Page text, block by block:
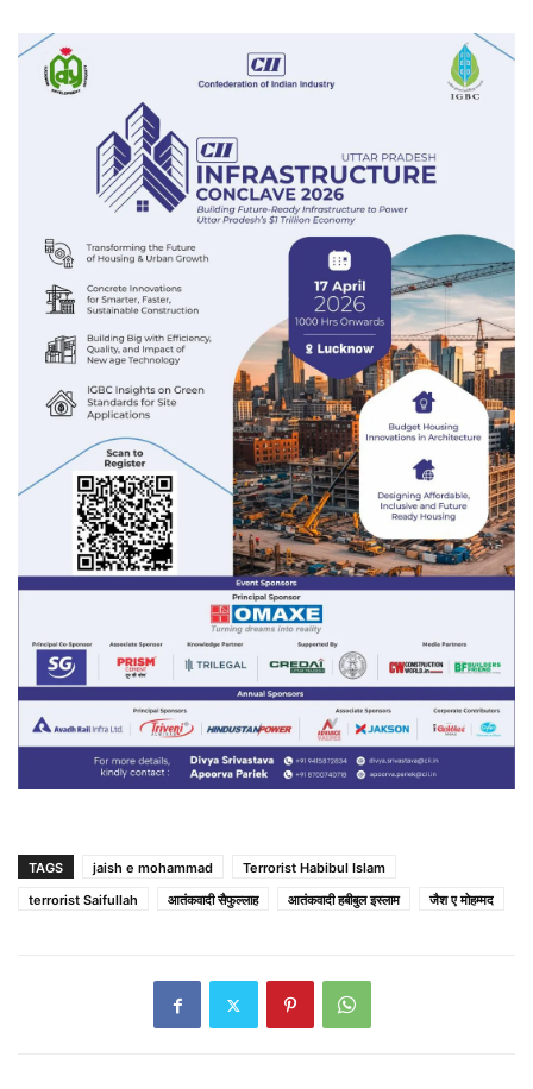
TAGS jaish e mohammad
Terrorist Habibul Islam
terrorist Saifullah
आतंकवादी सैफुल्लाह आतंकवादी हबीबुल इस्लाम जैश ए मोहम्मद